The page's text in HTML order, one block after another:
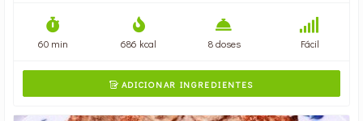
60 min 686 kcal 8 doses Fácil
ADICIONAR INGREDIENTES